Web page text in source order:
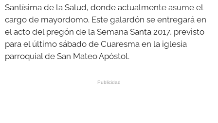
Santísima de la Salud, donde actualmente asume el
cargo de mayordomo. Este galardón se entregará en
el acto del pregón de la Semana Santa 2017, previsto
para el último sábado de Cuaresma en la iglesia
parroquial de San Mateo Apóstol.